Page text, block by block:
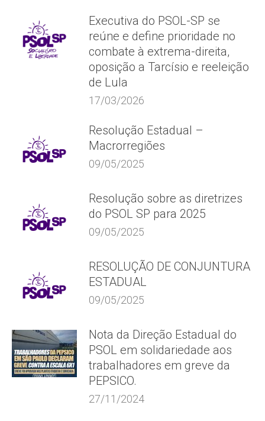
Executiva do PSOL-SP se
reúne e define prioridade no
combate à extrema-direita,
oposição a Tarcísio e reeleição
de Lula
17/03/2026
Resolução Estadual –
Macrorregiões
09/05/2025
Resolução sobre as diretrizes
do PSOL SP para 2025
09/05/2025
RESOLUÇÃO DE CONJUNTURA
ESTADUAL
09/05/2025
Nota da Direção Estadual do
PSOL em solidariedade aos
trabalhadores em greve da
PEPSICO.
27/11/2024